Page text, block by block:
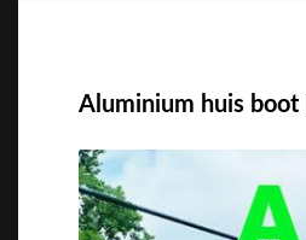
Aluminium huis